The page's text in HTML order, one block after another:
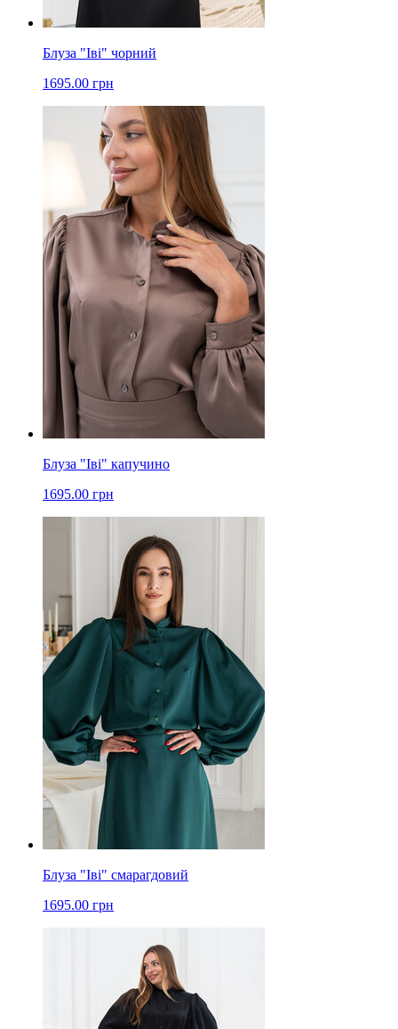
Блуза "Іві" чорний
1695.00 грн
Блуза "Іві" капучино
1695.00 грн
Блуза "Іві" смарагдовий
1695.00 грн